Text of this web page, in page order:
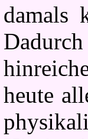
damals
heute